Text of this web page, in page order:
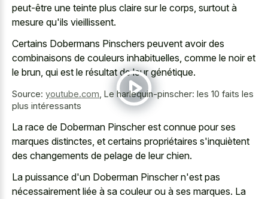
peut-être une teinte plus claire sur le corps, surtout à
mesure qu'ils vieillissent.
Certains Dobermans Pinschers peuvent avoir des
combinaisons de couleurs inhabituelles, comme le noir et
le brun, qui est le résultat de leur génétique.
Source: youtube.com Le harlequin-pinscher: les 10 faits les
plus intéressants
La race de Doberman Pinscher est connue pour ses
marques distinctes, et certains propriétaires s'inquiètent
des changements de pelage de leur chien.
La puissance d'un Doberman Pinscher n'est pas
nécessairement liée à sa couleur ou à ses marques. La